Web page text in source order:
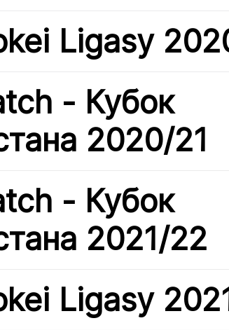
Ligasy
- Кубок
2020/21
- Кубок
2021/22
Ligasy